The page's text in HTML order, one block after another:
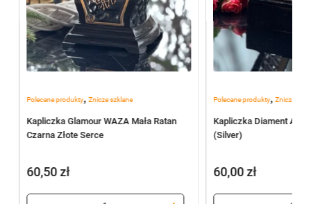
Polecane produkty, Znicze szklane
Kapliczka Glamour WAZA Mała Ratan
Czarna Złote Serce
60,50zł
Polecane produkty,Znicze
Kapliczka Diament Ażur
(Silver)
60,00zł